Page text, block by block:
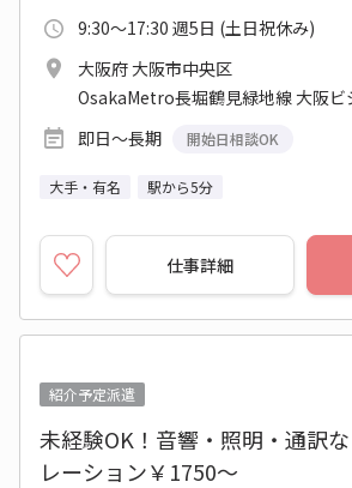
9:30～17:30 週5日 (土日祝休み)
大阪府 大阪市中央区
OsakaMetro長堀鶴見緑地線 大阪ビ
即日～長期
開始日相談OK
大手・有名 駅から5分
仕事詳細
紹介予定派遣
未経験OK！音響・照明・通訳
レーション￥1750～